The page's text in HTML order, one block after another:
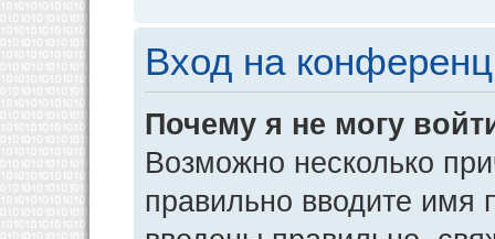
Вход на
Почему я не могу
Возможно несколько
правильно вводите имя